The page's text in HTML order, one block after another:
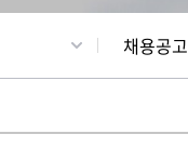
채용공고